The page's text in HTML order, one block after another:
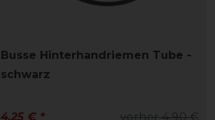
Busse Hinterhandriemen Tube -
schwarz
vorher 4,90 €
4,25 € *